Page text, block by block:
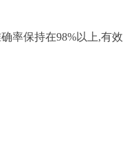
率保持在98%以上,有效